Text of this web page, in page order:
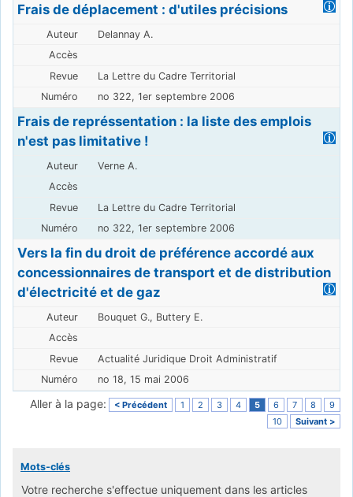
Frais de déplacement : d'utiles précisions
Delannay A.
La Lettre du Cadre Territorial
no 322, 1er septembre 2006
Frais de représsentation : la liste des emplois
n'est pas limitative !
Verne A.
La Lettre du Cadre Territorial
no 322, 1er septembre 2006
Vers la fin du droit de préférence accordé aux
concessionnaires de transport et de distribution
d'électricité et de gaz
Bouquet G., Buttery E.
Actualité Juridique Droit Administratif
no 18, 15 mai 2006
Aller à la page: < Précédent 1 2 3 4 5 6 7 8
9
10
Suivant >
Mots-clés
Votre recherche s'effectue uniquement dans les articles